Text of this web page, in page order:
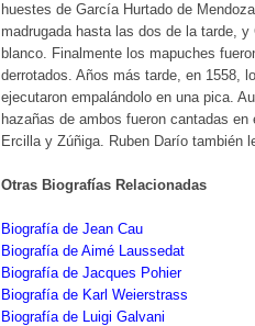
huestes de García Hurtado de
madrugada hasta las dos de la tarde,
blanco. Finalmente los mapuches
derrotados. Años más tarde, en 1558,
ejecutaron empalándolo en una pica.
hazañas de ambos fueron cantadas en
Ercilla y Zúñiga. Ruben Darío también
Otras Biografías Relacionadas
Biografía de Jean Cau
Biografía de Aimé Laussedat
Biografía de Jacques Pohier
Biografía de Karl Weierstrass
Biografía de Luigi Galvani